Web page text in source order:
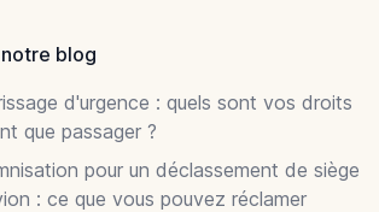
blog
d'urgence : quels sont vos droits
que passager ?
pour un déclassement de siège
: ce que vous pouvez réclamer